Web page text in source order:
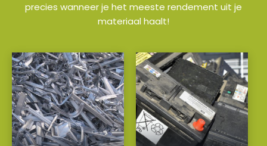
precies wanneer je het meeste rendement uit je
materiaal haalt!
a a